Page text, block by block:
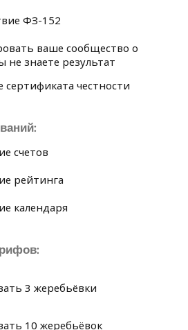
ФЗ-152
ваше сообщество о
не знаете результат
сертификата честности
счетов
рейтинга
календаря
3 жеребьёвки
10 жеребьёвок